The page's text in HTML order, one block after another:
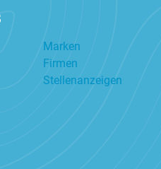
Marken
Firmen
Stellenanzeigen